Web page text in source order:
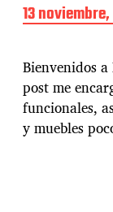
F
e
h
a
d
e
l
a
13 noviembre,
Bienvenidos a
post me
funcionales,
y muebles